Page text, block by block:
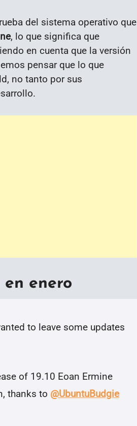
del sistema operativo que
, lo que significa que
en cuenta que la versión
pensar que lo que
no tanto por sus
enero
to leave some updates
of 19.10 Eoan Ermine
thanks to @UbuntuBudgie